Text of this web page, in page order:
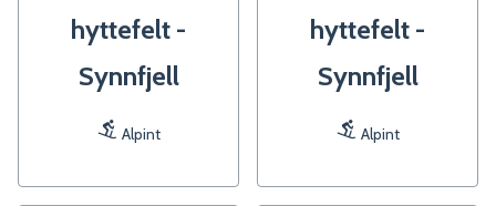
hyttefelt -
Synnfjell
Alpint
hyttefelt -
Synnfjell
Alpint